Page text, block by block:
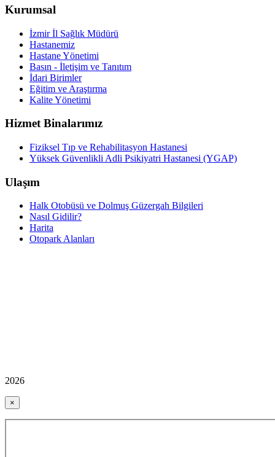
Kurumsal
İzmir İl Sağlık Müdürü
Hastanemiz
Hastane Yönetimi
Basın - İletişim ve Tanıtım
İdari Birimler
Eğitim ve Araştırma
Kalite Yönetimi
Hizmet Binalarımız
Fiziksel Tıp ve Rehabilitasyon Hastanesi
Yüksek Güvenlikli Adli Psikiyatri Hastanesi (YGAP)
Ulaşım
Halk Otobüsü ve Dolmuş Güzergah Bilgileri
Nasıl Gidilir?
Harita
Otopark Alanları
2026
×